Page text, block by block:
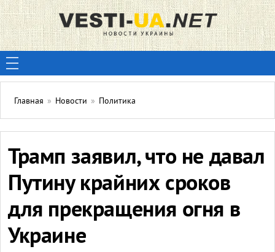
Главная » Новости » Политика
Трамп заявил, что не давал
Путину крайних сроков
для прекращения огня в
Украине